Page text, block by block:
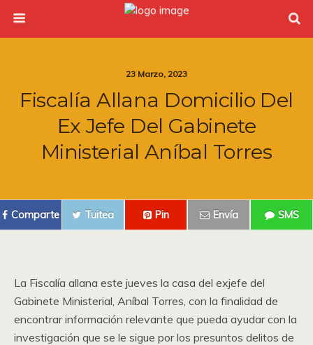
23 Marzo, 2023
Fiscalía Allana Domicilio Del
Ex Jefe Del Gabinete
Ministerial Aníbal Torres
Comparte Tuitea Pin Envía SMS
La Fiscalía allana este jueves la casa del exjefe del
Gabinete Ministerial, Aníbal Torres, con la finalidad de
encontrar información relevante que pueda ayudar con la
investigación que se le sigue por los presuntos delitos de